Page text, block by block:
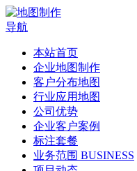
导航
本站首页
企业地图制作
客户分布地图
行业应用地图
公司优势
企业客户案例
标注套餐
业务范围 BUSINESS